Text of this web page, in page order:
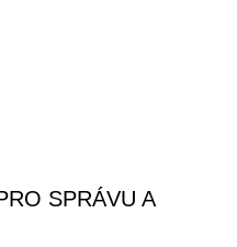
SPRÁVU A